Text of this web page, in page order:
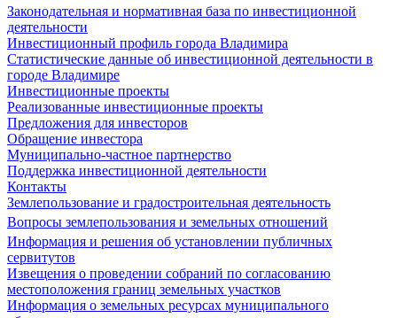
Законодательная и нормативная база по инвестиционной
деятельности
Инвестиционный профиль города Владимира
Статистические данные об инвестиционной деятельности в
городе Владимире
Инвестиционные проекты
Реализованные инвестиционные проекты
Предложения для инвесторов
Обращение инвестора
Муниципально-частное партнерство
Поддержка инвестиционной деятельности
Контакты
Землепользование и градостроительная деятельность
Вопросы землепользования и земельных отношений
Информация и решения об установлении публичных
сервитутов
Извещения о проведении собраний по согласованию
местоположения границ земельных участков
Информация о земельных ресурсах муниципального